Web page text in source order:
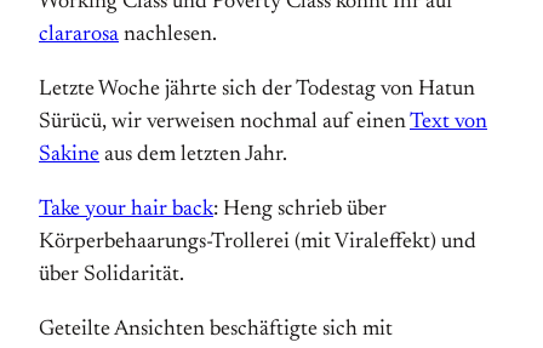
clararosa nachlesen.
Letzte Woche jährte sich der Todestag von Hatun
Sürücü, wir verweisen nochmal auf einenText von
Sakine aus dem letzten Jahr.
Take your hair back: Heng schrieb über
Körperbehaarungs-Trollerei (mit Viraleffekt) und
über Solidarität.
Geteilte Ansichten beschäftigte sich mit